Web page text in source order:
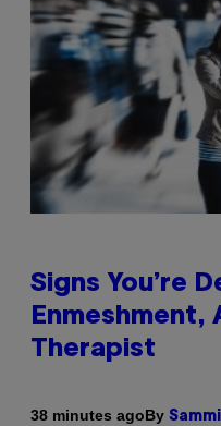
Signs You’re
Therapist
38 minutes agoBy